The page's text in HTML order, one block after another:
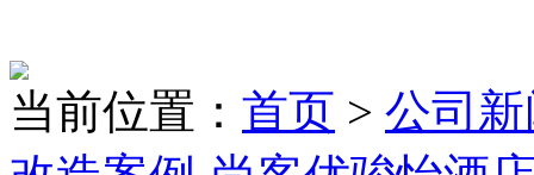
当前位置： 首页 > 公司